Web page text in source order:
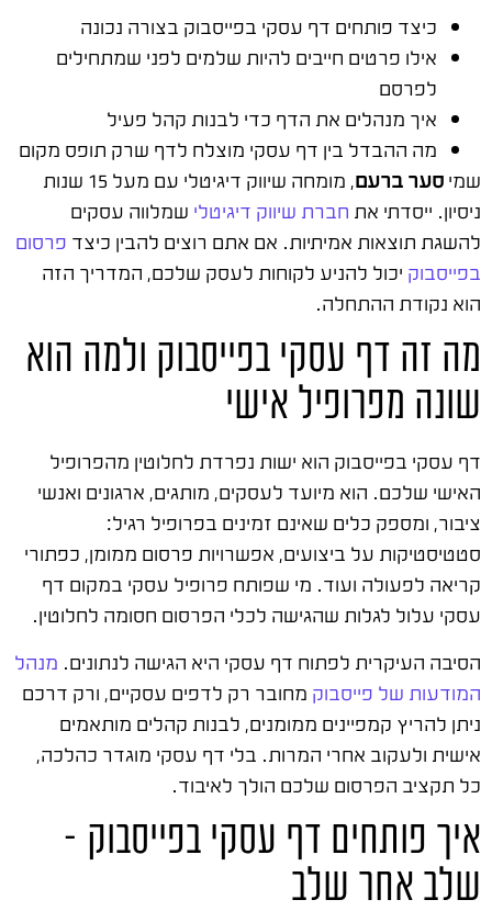
כיצד פותחים דף עסקי בפייסבוק בצורה נכונה
אילו פרטים חייבים להיות שלמים לפני שמתחילים
לפרסם
איך מנהלים את הדף כדי לבנות קהל פעיל
מה ההבדל בין דף עסקי מוצלח לדף שרק תופס מקום
שמיסער ברעם
, מומחה שיווק דיגיטלי עם מעל 15 שנות
ניסיון. ייסדתי את חברת שיווק דיגיטלי שמלווה עסקים
להשגת תוצאות אמיתיות. אם אתם רוצים להבין כיצד פרסום
בפייסבוק יכול להניע לקוחות לעסק שלכם, המדריך הזה
הוא נקודת ההתחלה.
מה זה דף עסקי בפייסבוק ולמה הוא
שונה מפרופיל אישי
דף עסקי בפייסבוק הוא ישות נפרדת לחלוטין מהפרופיל
האישי שלכם. הוא מיועד לעסקים, מותגים, ארגונים ואנשי
ציבור, ומספק כלים שאינם זמינים בפרופיל רגיל:
סטטיסטיקות על ביצועים, אפשרויות פרסום ממומן, כפתורי
קריאה לפעולה ועוד. מי שפותח פרופיל עסקי במקום דף
עסקי עלול לגלות שהגישה לכלי הפרסום חסומה לחלוטין.
הסיבה העיקרית לפתוח דף עסקי היא הגישה לנתונים. מנהל
המודעות של פייסבוק מחובר רק לדפים עסקיים, ורק דרכם
ניתן להריץ קמפיינים ממומנים, לבנות קהלים מותאמים
אישית ולעקוב אחרי המרות. בלי דף עסקי מוגדר כהלכה,
כל תקציב הפרסום שלכם הולך לאיבוד.
איך פותחים דף עסקי בפייסבוק –
שלב אחר שלב